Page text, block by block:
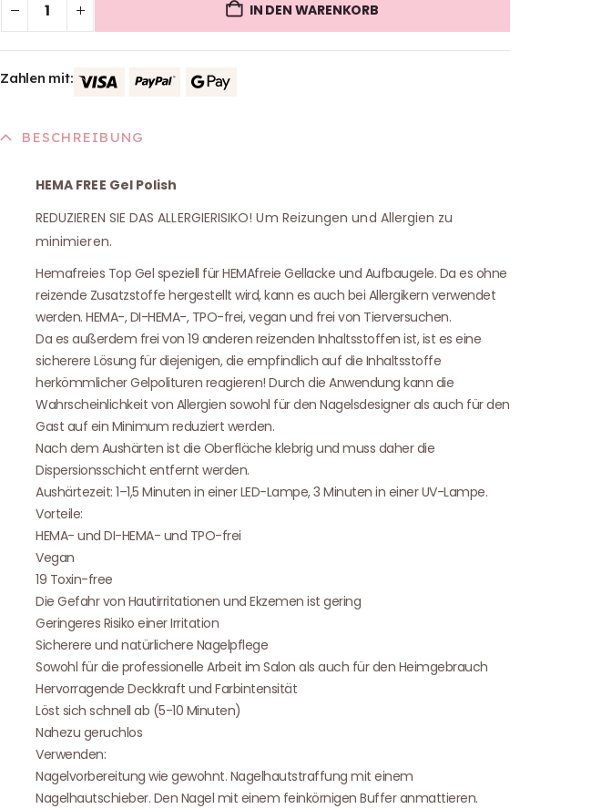
IN DEN WARENKORB
Zahlen mit:
BESCHREIBUNG
HEMA FREE Gel Polish
REDUZIEREN SIE DAS ALLERGIERISIKO! Um Reizungen und Allergien zu
minimieren.
Hemafreies Top Gel speziell für HEMAfreie Gellacke und Aufbaugele. Da es ohne
reizende Zusatzstoffe hergestellt wird, kann es auch bei Allergikern verwendet
werden. HEMA-, DI-HEMA-, TPO-frei, vegan und frei von Tierversuchen.
Da es außerdem frei von 19 anderen reizenden Inhaltsstoffen ist, ist es eine
sicherere Lösung für diejenigen, die empfindlich auf die Inhaltsstoffe
herkömmlicher Gelpolituren reagieren! Durch die Anwendung kann die
Wahrscheinlichkeit von Allergien sowohl für den Nagelsdesigner als auch für den
Gast auf ein Minimum reduziert werden.
Nach dem Aushärten ist die Oberfläche klebrig und muss daher die
Dispersionsschicht entfernt werden.
Aushärtezeit: 1–1,5 Minuten in einer LED-Lampe, 3 Minuten in einer UV-Lampe.
Vorteile:
HEMA- und DI-HEMA- und TPO-frei
Vegan
19 Toxin-free
Die Gefahr von Hautirritationen und Ekzemen ist gering
Geringeres Risiko einer Irritation
Sicherere und natürlichere Nagelpflege
Sowohl für die professionelle Arbeit im Salon als auch für den Heimgebrauch
Hervorragende Deckkraft und Farbintensität
Löst sich schnell ab (5-10 Minuten)
Nahezu geruchlos
Verwenden:
Nagelvorbereitung wie gewohnt. Nagelhautstraffung mit einem
Nagelhautschieber. Den Nagel mit einem feinkörnigen Buffer anmattieren.